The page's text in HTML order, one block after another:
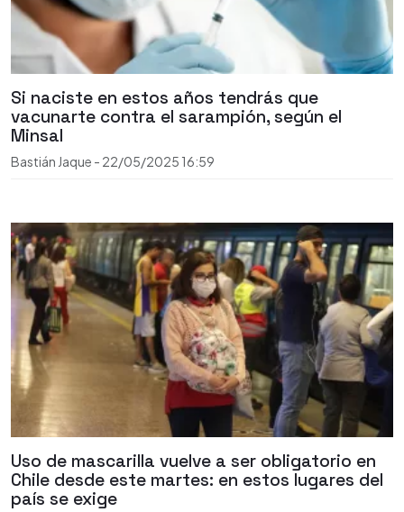
Si naciste en estos años tendrás que
vacunarte contra el sarampión, según el
Minsal
Bastián Jaque - 22/05/2025 16:59
Uso de mascarilla vuelve a ser obligatorio en
Chile desde este martes: en estos lugares del
país se exige